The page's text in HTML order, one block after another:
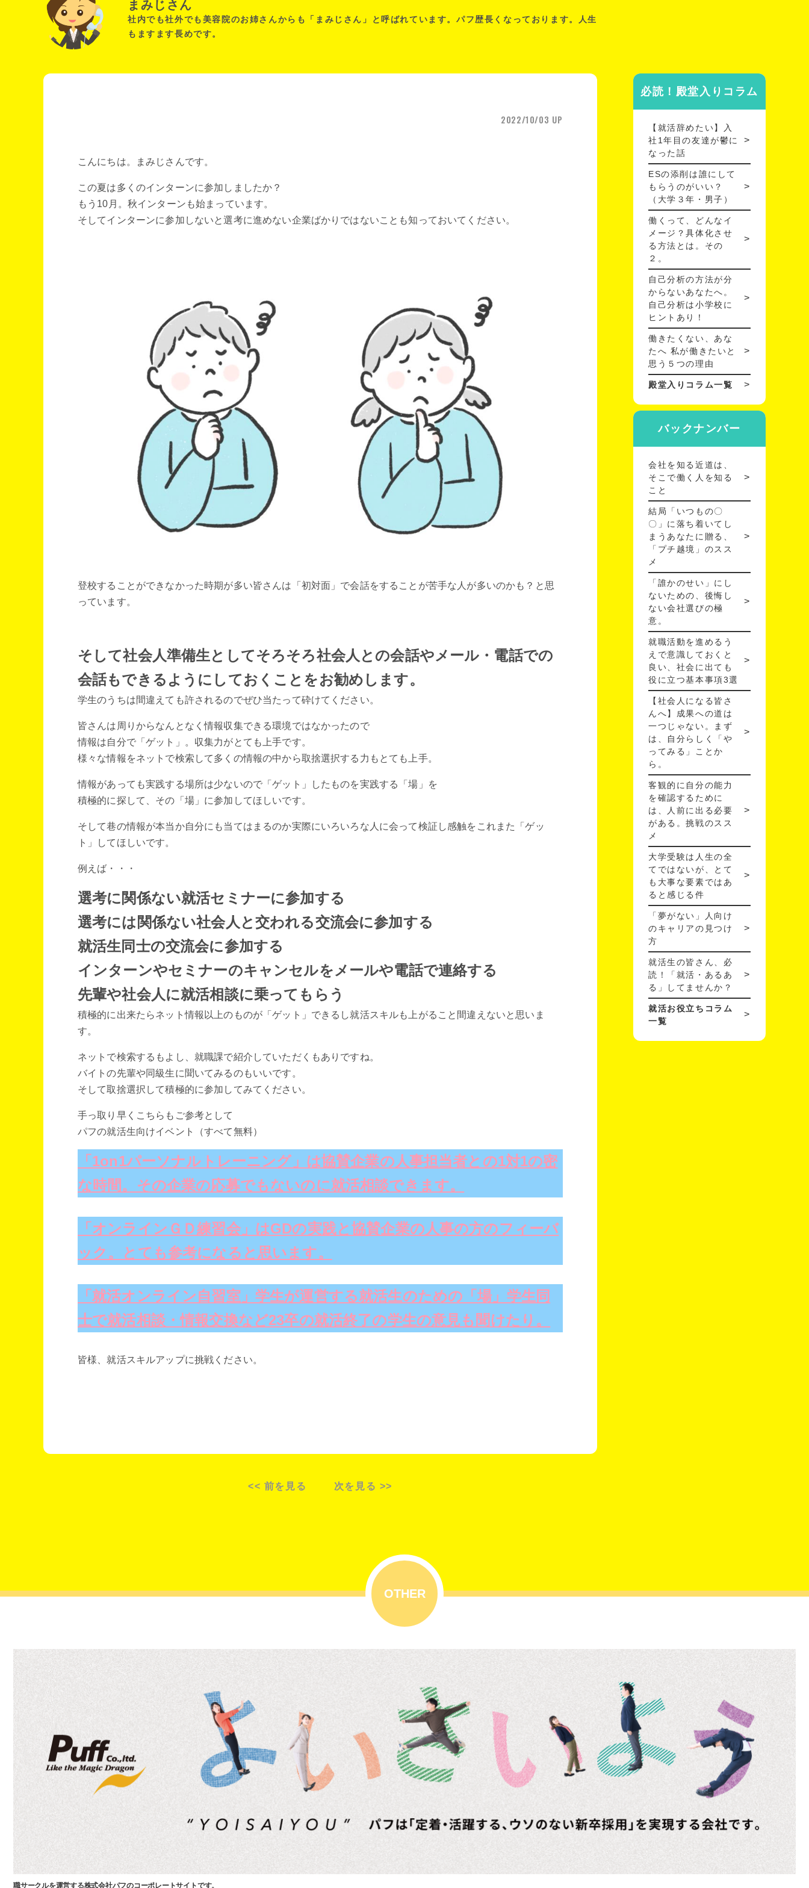
まみじさん
社内でも社外でも美容院のお姉さんからも「まみじさん」と呼ばれています。パフ歴長くなっております。人生
もますます長めです。
2022/10/03 UP
こんにちは。まみじさんです。
この夏は多くのインターンに参加しましたか？
もう10月。秋インターンも始まっています。
そしてインターンに参加しないと選考に進めない企業ばかりではないことも知っておいてください。
登校することができなかった時期が多い皆さんは「初対面」で会話をすることが苦手な人が多いのかも？と思
っています。
そして社会人準備生としてそろそろ社会人との会話やメール・電話での
会話もできるようにしておくことをお勧めします。
学生のうちは間違えても許されるのでぜひ当たって砕けてください。
皆さんは周りからなんとなく情報収集できる環境ではなかったので
情報は自分で「ゲット」。収集力がとても上手です。
様々な情報をネットで検索して多くの情報の中から取捨選択する力もとても上手。
情報があっても実践する場所は少ないので「ゲット」したものを実践する「場」を
積極的に探して、その「場」に参加してほしいです。
そして巷の情報が本当か自分にも当てはまるのか実際にいろいろな人に会って検証し感触をこれまた「ゲッ
ト」してほしいです。
例えば・・・
選考に関係ない就活セミナーに参加する
選考には関係ない社会人と交われる交流会に参加する
就活生同士の交流会に参加する
インターンやセミナーのキャンセルをメールや電話で連絡する
先輩や社会人に就活相談に乗ってもらう
積極的に出来たらネット情報以上のものが「ゲット」できるし就活スキルも上がること間違えないと思いま
す。
ネットで検索するもよし、就職課で紹介していただくもありですね。
バイトの先輩や同級生に聞いてみるのもいいです。
そして取捨選択して積極的に参加してみてください。
手っ取り早くこちらもご参考として
パフの就活生向けイベント（すべて無料）
「1on1パーソナルトレーニング」は協賛企業の人事担当者との1対1の密
な時間。その企業の応募でもないのに就活相談できます。
「オンラインＧＤ練習会」はGDの実践と協賛企業の人事の方のフィーバ
ック。とても参考になると思います。
「就活オンライン自習室」学生が運営する就活生のための「場」学生同
士で就活相談・情報交換など23卒の就活終了の学生の意見も聞けたり。
皆様、就活スキルアップに挑戦ください。
<< 前を見る 次を見る >>
必読！殿堂入りコラム
【就活辞めたい】入
社1年目の友達が鬱に
なった話
ESの添削は誰にして
もらうのがいい？
（大学３年・男子）
働くって、どんなイ
メージ？具体化させ
る方法とは。その
２。
自己分析の方法が分
からないあなたへ。
自己分析は小学校に
ヒントあり！
働きたくない、あな
たへ 私が働きたいと
思う５つの理由
殿堂入りコラム一覧
バックナンバー
会社を知る近道は、
そこで働く人を知る
こと
結局「いつもの〇
〇」に落ち着いてし
まうあなたに贈る、
「プチ越境」のスス
メ
「誰かのせい」にし
ないための、後悔し
ない会社選びの極
意。
就職活動を進めるう
えで意識しておくと
良い、社会に出ても
役に立つ基本事項3選
【社会人になる皆さ
んへ】成果への道は
一つじゃない。まず
は、自分らしく「や
ってみる」ことか
ら。
客観的に自分の能力
を確認するために
は、人前に出る必要
がある。挑戦のスス
メ
大学受験は人生の全
てではないが、とて
も大事な要素ではあ
ると感じる件
「夢がない」人向け
のキャリアの見つけ
方
就活生の皆さん、必
読！「就活・あるあ
る」してませんか？
就活お役立ちコラム
一覧
OTHER
職サークルを運営する株式会社パフのコーポレートサイトです。